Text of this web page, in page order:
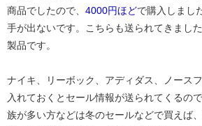
商品でしたので、 4000円ほどで購入しまし
手が出ないです。こちらも送られてきまし
製品です。
ナイキ、リーボック、アディダス、ノース
入れておくとセール情報が送られてくるの
族が多い方などは冬のセールなどで買えば